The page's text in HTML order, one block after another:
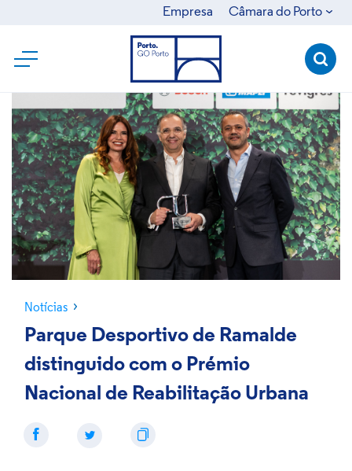
Empresa
Câmara do Porto
Ágora
Águas e Energia do Porto
Domus Social
Porto Ambiente
SRU
Notícias
Parque Desportivo de Ramalde
distinguido com o Prémio
Nacional de Reabilitação Urbana